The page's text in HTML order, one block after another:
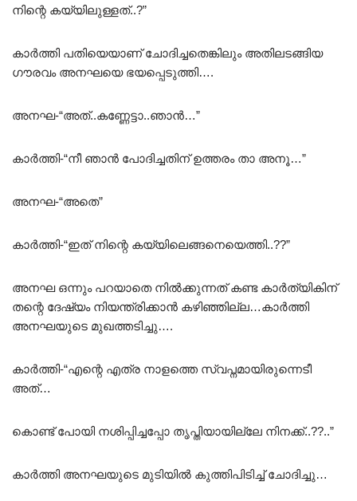
നിന്റെ കയ്യിലുള്ളത്..?”
കാർത്തി പതിയെയാണ് ചോദിച്ചതെങ്കിലും അതിലടങ്ങിയ
ഗൗരവം അനഘയെ ഭയപ്പെടുത്തി….
അനഘ-“അത്..കണ്ണേട്ടാ..ഞാൻ…”
കാർത്തി-“നീ ഞാൻ പോദിച്ചതിന് ഉത്തരം താ അനൂ…”
അനഘ-“അതെ”
കാർത്തി-“ഇത് നിന്റെ കയ്യിലെങ്ങനെയെത്തി..??”
അനഘ ഒന്നും പറയാതെ നിൽക്കുന്നത് കണ്ട കാർത്യികിന്
തന്റെ ദേഷ്യം നിയന്ത്രിക്കാൻ കഴിഞ്ഞില്ല…കാർത്തി
അനഘയുടെ മുഖത്തടിച്ചു….
കാർത്തി-“എന്റെ എത്ര നാളത്തെ സ്വപ്നമായിരുന്നെടീ
അത്…
കൊണ്ട് പോയി നശിപ്പിച്ചപ്പോ തൃപ്തിയായില്ലേ നിനക്ക്..??..”
കാർത്തി അനഘയുടെ മുടിയിൽ കുത്തിപിടിച്ച് ചോദിച്ചു…